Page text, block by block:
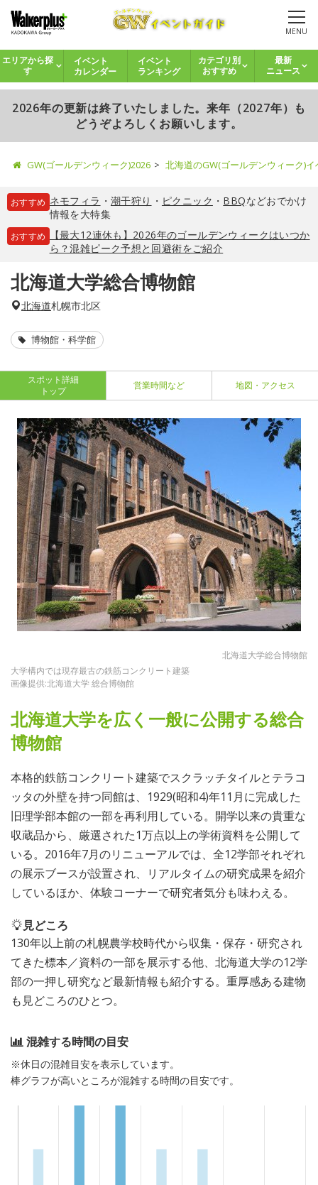
MENU
エリアから探
す
イベント
カレンダー
イベント
ランキング
カテゴリ別
おすすめ
最新
ニュース
2026年の更新は終了いたしました。来年（2027年）も
どうぞよろしくお願いします。
GW(ゴールデンウィーク)2026 北海道のGW(ゴールデンウィーク)
おすすめ ネモフィラ ・ 潮干狩り ・ ピクニック ・ BBQなどおでかけ
情報を大特集
おすすめ
【最大12連休も】2026年のゴールデンウィークはいつか
ら？混雑ピーク予想と回避術をご紹介
北海道大学総合博物館
北海道札幌市北区
博物館・科学館
スポット詳細
トップ
営業時間など 地図・アクセス
北海道大学総合博物館
大学構内では現存最古の鉄筋コンクリート建築
画像提供:北海道大学 総合博物館
北海道大学を広く一般に公開する総合
博物館
本格的鉄筋コンクリート建築でスクラッチタイルとテラコ
ッタの外壁を持つ同館は、1929(昭和4)年11月に完成した
旧理学部本館の一部を再利用している。開学以来の貴重な
収蔵品から、厳選された1万点以上の学術資料を公開して
いる。2016年7月のリニューアルでは、全12学部それぞれ
の展示ブースが設置され、リアルタイムの研究成果を紹介
しているほか、体験コーナーで研究者気分も味わえる。
見どころ
130年以上前の札幌農学校時代から収集・保存・研究され
てきた標本／資料の一部を展示する他、北海道大学の12学
部の一押し研究など最新情報も紹介する。重厚感ある建物
も見どころのひとつ。
混雑する時間の目安
※休日の混雑目安を表示しています。
棒グラフが高いところが混雑する時間の目安です。